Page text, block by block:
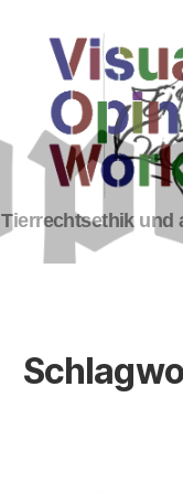
Tierrechte
Tierrechtsethik und